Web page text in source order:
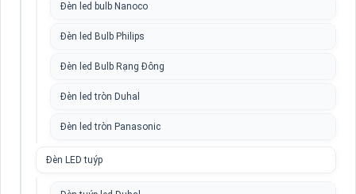
Đèn led bulb Nanoco
Đèn led Bulb Philips
Đèn led Bulb Rạng Đông
Đèn led tròn Duhal
Đèn led tròn Panasonic
Đèn LED tuýp